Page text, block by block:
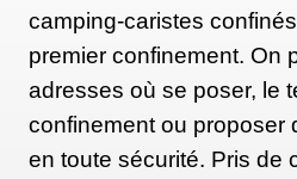
camping-caristes
premier confinement. On
adresses où se poser, le
confinement ou proposer
en toute sécurité. Pris de